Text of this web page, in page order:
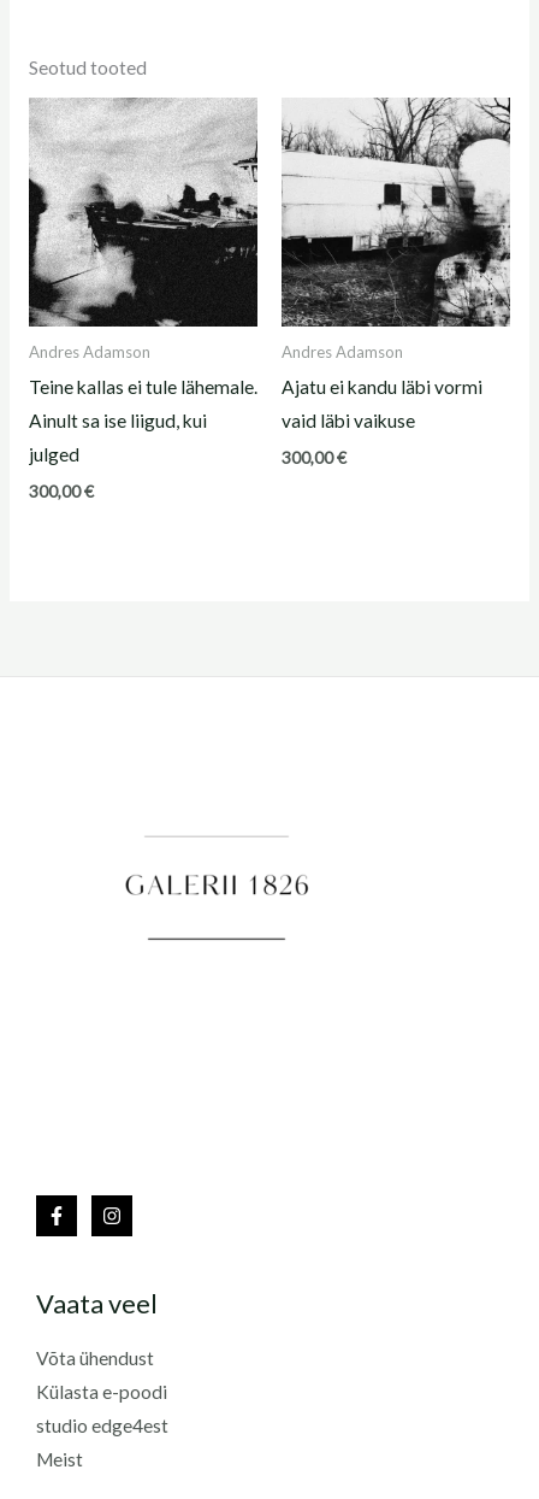
Seotud tooted
Andres Adamson
Teine kallas ei tule lähemale.
Ainult sa ise liigud, kui
julged
300,00€
Andres Adamson
Ajatu ei kandu läbi vormi
vaid läbi vaikuse
300,00€
Vaata veel
Võta ühendust
Külasta e-poodi
studio edge4est
Meist